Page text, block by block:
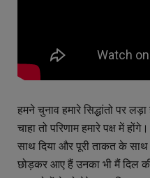
हमने चुनाव हमारे सिद्धांतो पर
चाहा तो परिणाम हमारे पक्ष में
साथ दिया और पूरी ताकत के साथ
छोड़कर आए हैं उनका भी मैं दिल की